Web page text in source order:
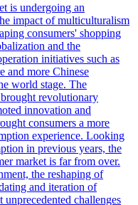
is undergoing an
impact of multiculturalism
consumers' shopping
and the
initiatives such as
and more Chinese
world stage. The
revolutionary
innovation and
consumers a more
experience. Looking
in previous years, the
market is far from over.
the reshaping of
and iteration of
challenges